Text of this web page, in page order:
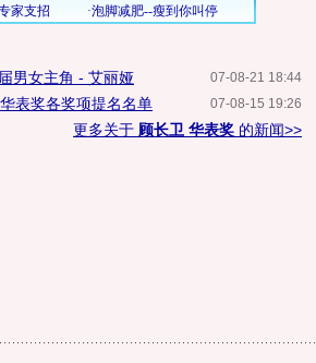
07-08-21 18:44
男女主角 - 艾丽娅
07-08-15 19:26
表奖各奖项提名名单
更多关于 顾长卫 华表奖 的新闻>>